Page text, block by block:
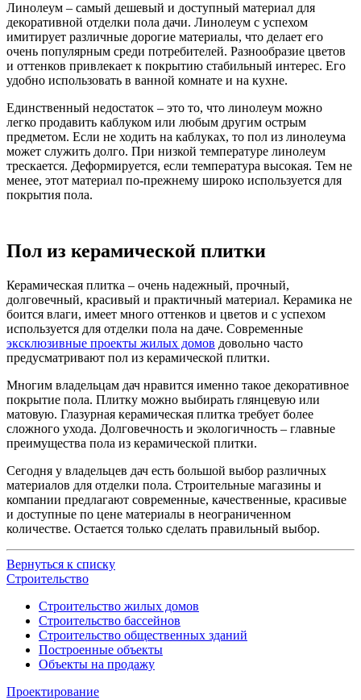
Линолеум – самый дешевый и доступный материал для
декоративной отделки пола дачи. Линолеум с успехом
имитирует различные дорогие материалы, что делает его
очень популярным среди потребителей. Разнообразие цветов
и оттенков привлекает к покрытию стабильный интерес. Его
удобно использовать в ванной комнате и на кухне.
Единственный недостаток – это то, что линолеум можно
легко продавить каблуком или любым другим острым
предметом. Если не ходить на каблуках, то пол из линолеума
может служить долго. При низкой температуре линолеум
трескается. Деформируется, если температура высокая. Тем не
менее, этот материал по-прежнему широко используется для
покрытия пола.
Пол из керамической плитки
Керамическая плитка – очень надежный, прочный,
долговечный, красивый и практичный материал. Керамика не
боится влаги, имеет много оттенков и цветов и с успехом
используется для отделки пола на даче. Современные
эксклюзивные проекты жилых домов довольно часто
предусматривают пол из керамической плитки.
Многим владельцам дач нравится именно такое декоративное
покрытие пола. Плитку можно выбирать глянцевую или
матовую. Глазурная керамическая плитка требует более
сложного ухода. Долговечность и экологичность – главные
преимущества пола из керамической плитки.
Сегодня у владельцев дач есть большой выбор различных
материалов для отделки пола. Строительные магазины и
компании предлагают современные, качественные, красивые
и доступные по цене материалы в неограниченном
количестве. Остается только сделать правильный выбор.
Вернуться к списку
Строительство
Строительство жилых домов
Строительство бассейнов
Строительство общественных зданий
Построенные объекты
Объекты на продажу
Проектирование